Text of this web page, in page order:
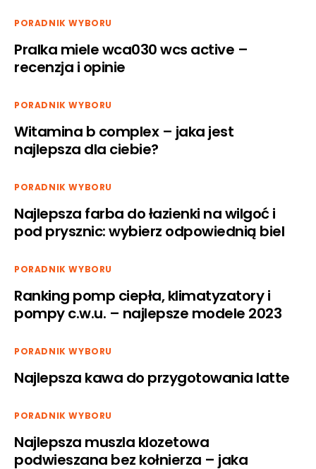
PORADNIK WYBORU
Pralka miele wca030 wcs active –
recenzja i opinie
PORADNIK WYBORU
Witamina b complex – jaka jest
najlepsza dla ciebie?
PORADNIK WYBORU
Najlepsza farba do łazienki na wilgoć i
pod prysznic: wybierz odpowiednią biel
PORADNIK WYBORU
Ranking pomp ciepła, klimatyzatory i
pompy c.w.u. – najlepsze modele 2023
PORADNIK WYBORU
Najlepsza kawa do przygotowania latte
PORADNIK WYBORU
Najlepsza muszla klozetowa
podwieszana bez kołnierza – jaka